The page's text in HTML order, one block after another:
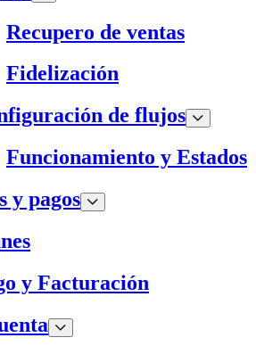
Recupero de ventas
Fidelización
de flujos
Funcionamiento y Estados
y pagos
y Facturación